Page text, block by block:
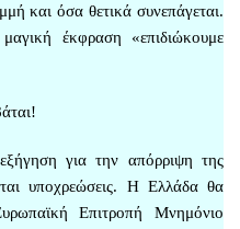
και όσα θετικά συνεπάγεται.
έκφραση «επιδιώκουμε
για την απόρριψη της
υποχρεώσεις. Η Ελλάδα θα
Επιτροπή Μνημόνιο